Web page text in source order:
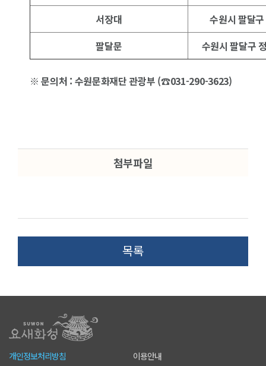
서장대
수원시 팔달
팔달문
수원시 팔달구
※ 문의처 : 수원문화재단 관광부 (☎031-290-3623)
첨부파일
목록
개인정보처리방침 이용안내